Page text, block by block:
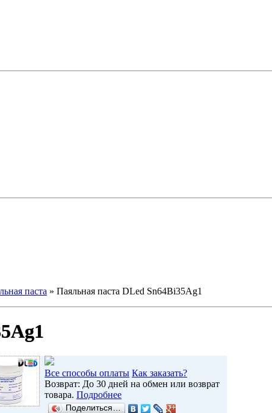
паста » Паяльная паста DLed Sn64Bi35Ag1
Все способы оплаты Как заказать?
Возврат: До 30 дней на обмен или возврат
товара. Подробнее
Поделиться…